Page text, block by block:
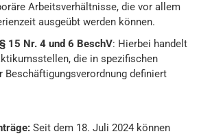
Arbeitsverhältnisse, die vor allem
ausgeübt werden können.
15 Nr. 4 und 6 BeschV: Hierbei handelt
die in spezifischen
Beschäftigungsverordnung definiert
Seit dem 18. Juli 2024 können